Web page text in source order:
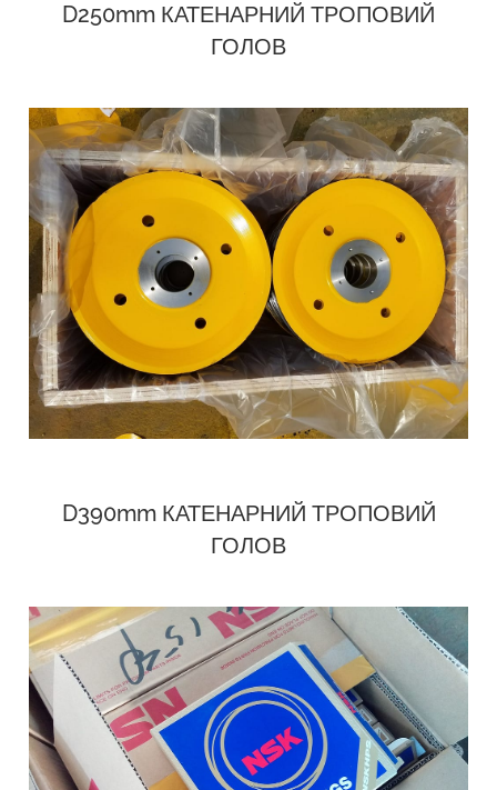
D250mm КАТЕНАРНИЙ ТРОПОВИЙ
ГОЛОВ
D390mm КАТЕНАРНИЙ ТРОПОВИЙ
ГОЛОВ